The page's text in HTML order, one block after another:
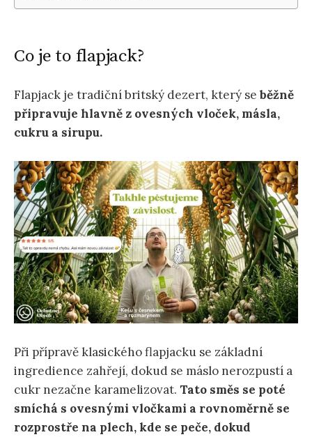
Co je to flapjack?
Flapjack je tradiční britský dezert, který seběžně
připravuje hlavně z ovesných vloček, másla,
cukru a sirupu.
Při přípravě klasického flapjacku se základní
ingredience zahřejí, dokud se máslo nerozpustí a
cukr nezačne karamelizovat. Tato směs se poté
smíchá s ovesnými vločkami a rovnoměrně se
rozprostře na plech, kde se peče, dokud